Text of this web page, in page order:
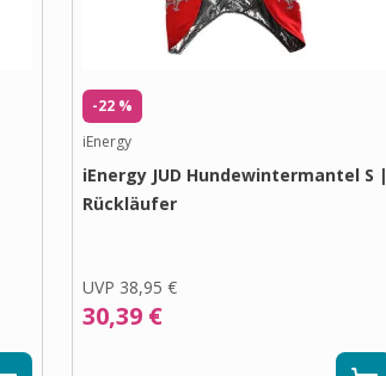
-22 %
iEnergy
iEnergy JUD Hundewintermantel S |
Rückläufer
UVP 38,95 €
30,39 €